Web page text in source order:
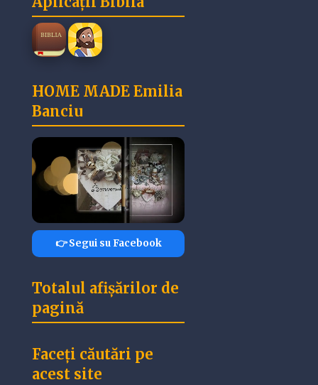
HOME MADE Emilia
Banciu
👉 Segui su Facebook
Totalul afișărilor de
pagină
Faceți căutări pe
acest site